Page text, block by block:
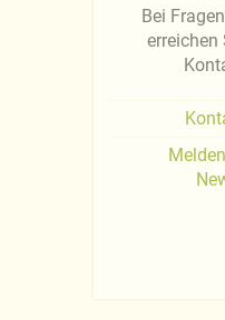
Bei
erreichen